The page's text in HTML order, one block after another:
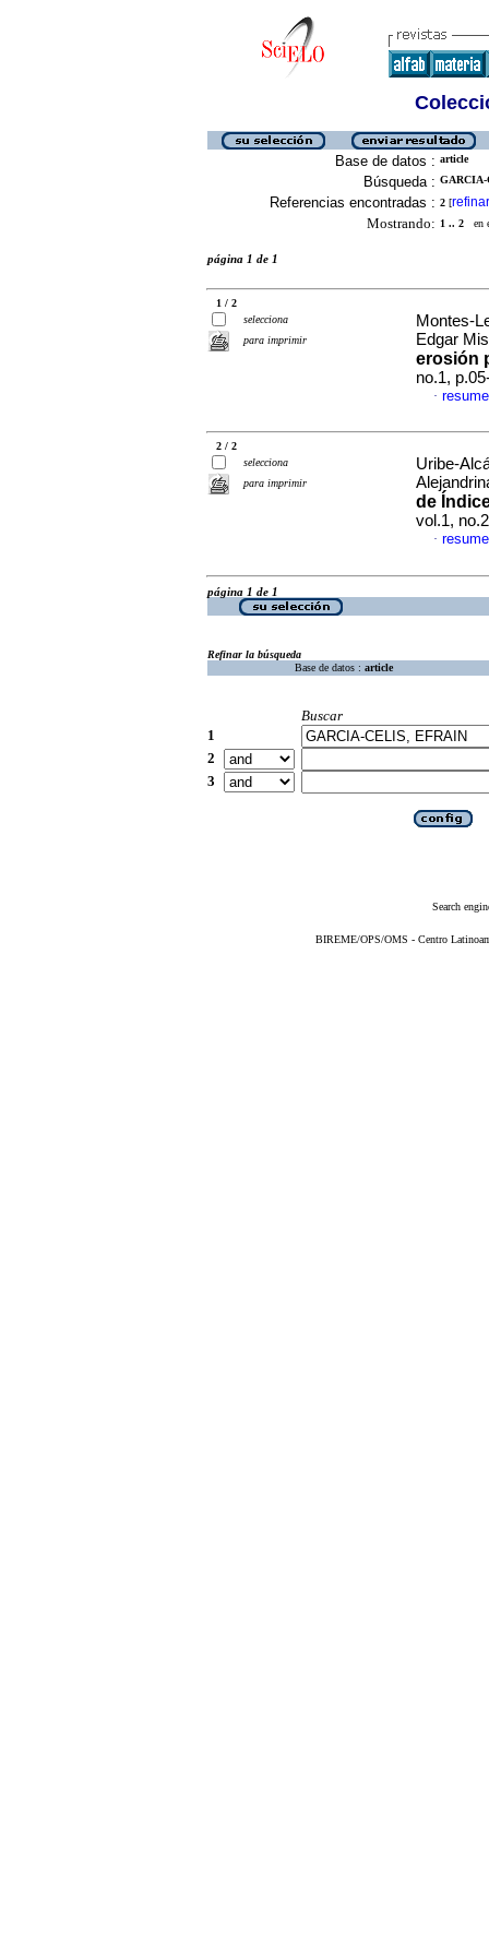
Base de datos : article
Búsqueda :
Referencias encontradas : 2 [refinar
Mostrando: 1 .. 2 en
página 1 de 1
1 / 2
selecciona
para imprimir
Montes-
Edgar
erosión
no.1,
·
2 / 2
selecciona
para imprimir
Uribe-
de
vol.1,
·
página 1 de 1
Refinar la búsqueda
Base de datos : article
Buscar
1
2
3
Search
BIREME/OPS/OMS - Centro